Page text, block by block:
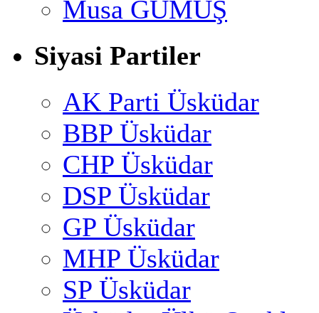
Musa GÜMUŞ
Siyasi Partiler
AK Parti Üsküdar
BBP Üsküdar
CHP Üsküdar
DSP Üsküdar
GP Üsküdar
MHP Üsküdar
SP Üsküdar